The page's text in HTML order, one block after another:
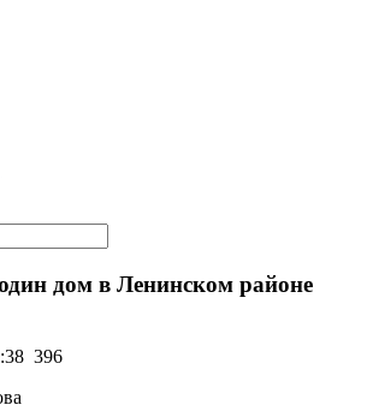
дом в Ленинском районе
396